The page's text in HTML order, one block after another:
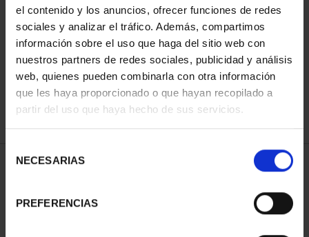
el contenido y los anuncios, ofrecer funciones de redes
sociales y analizar el tráfico. Además, compartimos
información sobre el uso que haga del sitio web con
nuestros partners de redes sociales, publicidad y análisis
web, quienes pueden combinarla con otra información
que les haya proporcionado o que hayan recopilado a
partir del uso que haya hecho de sus servicios.
NECESARIAS
PREFERENCIAS
ORDENAR POR:
REFINAR
2 Productos encontrados